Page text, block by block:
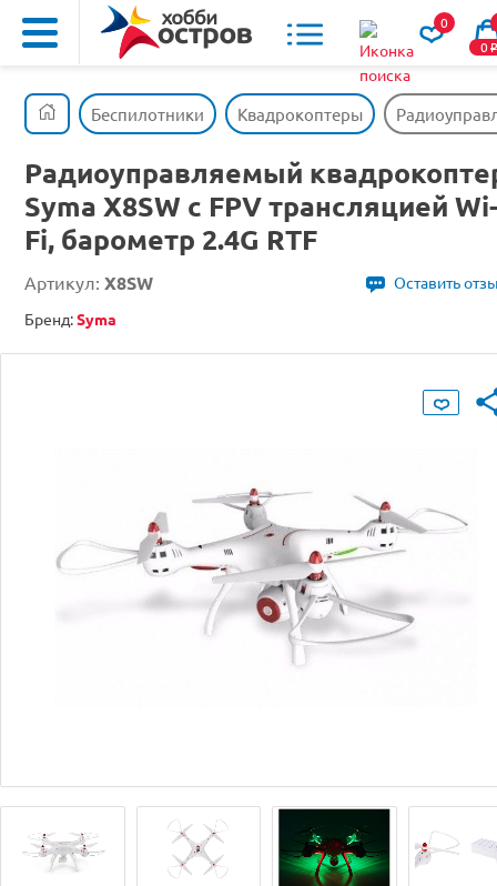
0
0o
Беспилотники Квадрокоптеры
Радиоуправляемый
Syma X8SW с FPV трансляцией
Fi, барометр 2.4G RTF
Артикул: X8SW
Оставить
Бренд:Syma